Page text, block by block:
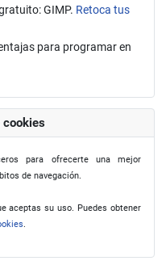
GIMP. Retoca tus
para programar en
cookies
para ofrecerte una mejor
de navegación.
aceptas su uso. Puedes obtener
.